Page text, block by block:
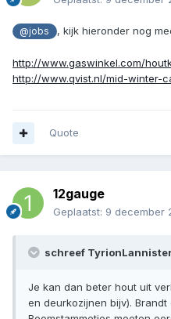
@jobs , kijk hieronder nog
http://www.gaswinkel.com/
http://www.qvist.nl/mid-winter-
Quote
12gauge
Geplaatst: 9 december
schreef
Je kan dan beter hout uit
en deurkozijnen bijv). Brandt